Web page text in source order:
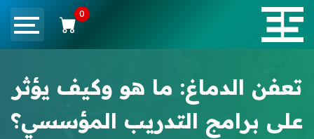
0
تعفن الدماغ: ما هو وكيف يؤثر
على برامج التدريب المؤسسي؟